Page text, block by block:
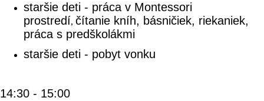
staršie deti - práca v Montessori
prostredí, čítanie kníh, básničiek, riekaniek,
práca s predškolákmi
staršie deti - pobyt vonku
14:30 - 15:00